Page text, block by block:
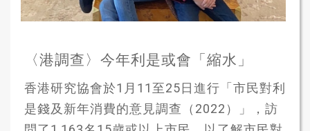
〈港調查〉今年利是或會「縮水」
香港研究協會於1月11至25日進行「市民對利
是錢及新年消費的意見調查（2022）」，訪